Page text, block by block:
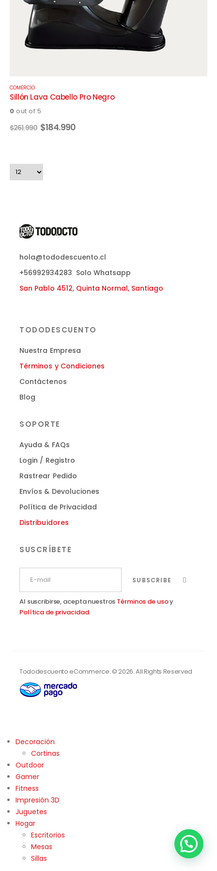
COMERCIO
Sillón Lava Cabello Pro Negro
0 out of 5
$261.990 El
precio
$261.990.
$184.990El
hola@tododescuento.cl
+56992934283 Solo Whatsapp
San Pablo 4512, Quinta Normal, Santiago
SUSCRÍBETE
SUBSCRIBE
Al suscribirse, acepta nuestros Términos de usoy
Política de privacidad.
TODODESCUENTO
Nuestra Empresa
Términos y Condiciones
Contáctenos
Blog
SOPORTE
Ayuda & FAQs
Login / Registro
Rastrear Pedido
Envíos & Devoluciones
Política de Privacidad
Distribuidores
Tododescuento eCommerce. © 2026. All Rights Reserved
Decoración
Cortinas
Outdoor
Gamer
Fitness
Impresión 3D
Juguetes
Hogar
Escritorios
Mesas
Sillas